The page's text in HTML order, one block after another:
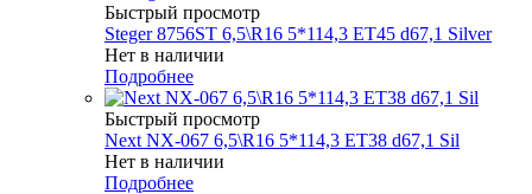
Быстрый просмотр
Steger 8756ST 6,5\R16 5*114,3 ET45 d67,1 Silver
Нет в наличии
Подробнее
Быстрый просмотр
Next NX-067 6,5\R16 5*114,3 ET38 d67,1 Sil
Нет в наличии
Подробнее